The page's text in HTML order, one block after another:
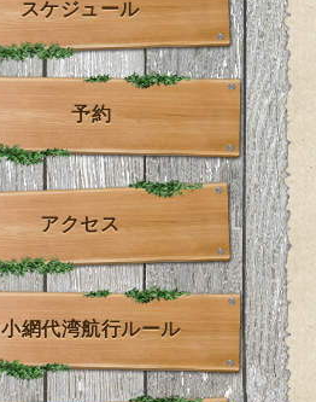
スケジュール
予約
アクセス
小網代湾航行ルール